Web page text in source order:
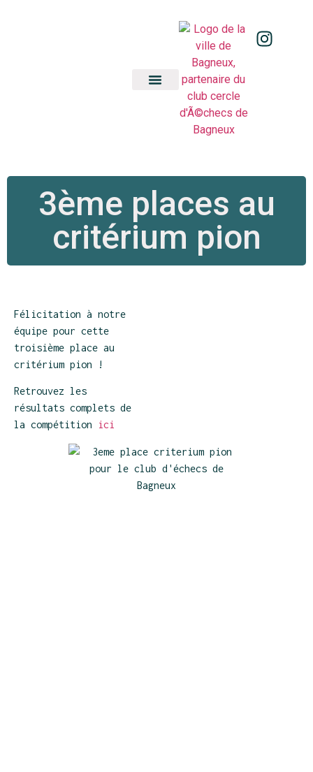
3ème places au
critérium pion
Félicitation à notre
équipe pour cette
troisième place au
critérium pion !
Retrouvez les
résultats complets de
la compétition
ici